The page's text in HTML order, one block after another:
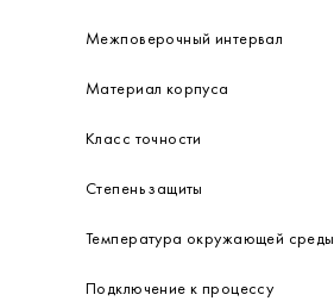
Межповерочный интервал
Материал корпуса
Класс точности
Степень защиты
Температура окружающей среды
Подключение к процессу